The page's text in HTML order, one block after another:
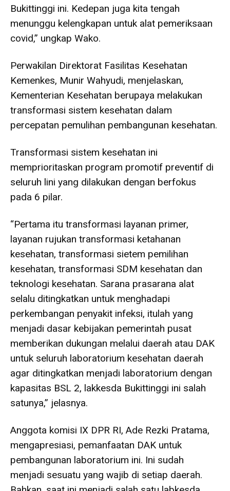
Bukittinggi ini. Kedepan juga kita tengah
menunggu kelengkapan untuk alat pemeriksaan
covid,” ungkap Wako.
Perwakilan Direktorat Fasilitas Kesehatan
Kemenkes, Munir Wahyudi, menjelaskan,
Kementerian Kesehatan berupaya melakukan
transformasi sistem kesehatan dalam
percepatan pemulihan pembangunan kesehatan.
Transformasi sistem kesehatan ini
memprioritaskan program promotif preventif di
seluruh lini yang dilakukan dengan berfokus
pada 6 pilar.
“Pertama itu transformasi layanan primer,
layanan rujukan transformasi ketahanan
kesehatan, transformasi sietem pemilihan
kesehatan, transformasi SDM kesehatan dan
teknologi kesehatan. Sarana prasarana alat
selalu ditingkatkan untuk menghadapi
perkembangan penyakit infeksi, itulah yang
menjadi dasar kebijakan pemerintah pusat
memberikan dukungan melalui daerah atau DAK
untuk seluruh laboratorium kesehatan daerah
agar ditingkatkan menjadi laboratorium dengan
kapasitas BSL 2, lakkesda Bukittinggi ini salah
satunya,” jelasnya.
Anggota komisi IX DPR RI, Ade Rezki Pratama,
mengapresiasi, pemanfaatan DAK untuk
pembangunan laboratorium ini. Ini sudah
menjadi sesuatu yang wajib di setiap daerah.